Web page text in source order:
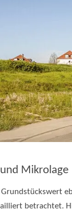
Mikrolage
betrachtet.